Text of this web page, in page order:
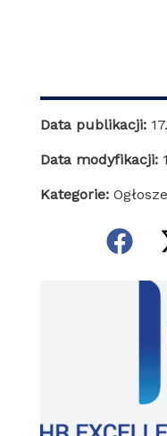
Data publikacji:
Data modyfikacji:
Kategorie: